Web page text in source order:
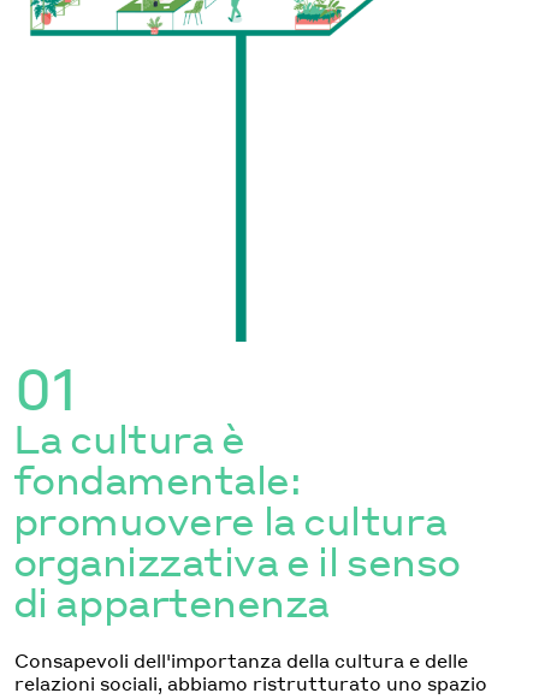
01
La cultura è
fondamentale:
promuovere la cultura
organizzativa e il senso
di appartenenza
Consapevoli dell'importanza della cultura e delle
relazioni sociali, abbiamo ristrutturato uno spazio